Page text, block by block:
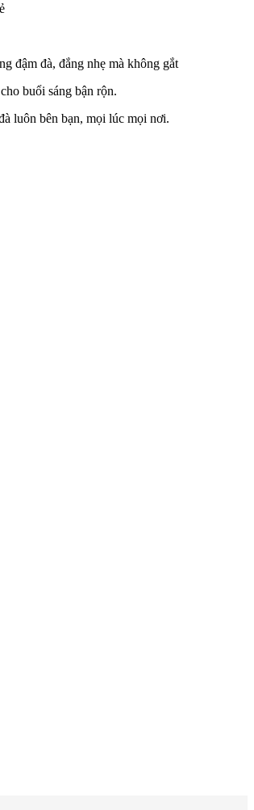
đậm đà, đắng nhẹ mà không gắt
buổi sáng bận rộn.
luôn bên bạn, mọi lúc mọi nơi.